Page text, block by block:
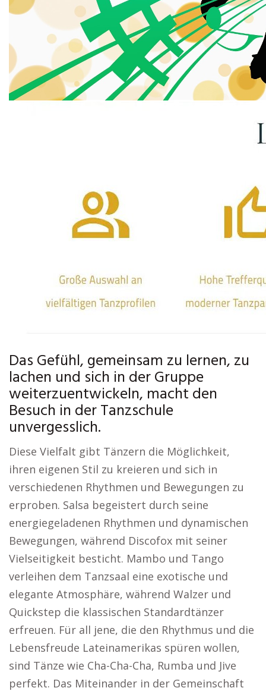
Das Gefühl, gemeinsam zu lernen, zu
lachen und sich in der Gruppe
weiterzuentwickeln, macht den
Besuch in der Tanzschule
unvergesslich.
Diese Vielfalt gibt Tänzern die Möglichkeit,
ihren eigenen Stil zu kreieren und sich in
verschiedenen Rhythmen und Bewegungen zu
erproben. Salsa begeistert durch seine
energiegeladenen Rhythmen und dynamischen
Bewegungen, während Discofox mit seiner
Vielseitigkeit besticht. Mambo und Tango
verleihen dem Tanzsaal eine exotische und
elegante Atmosphäre, während Walzer und
Quickstep die klassischen Standardtänzer
erfreuen. Für all jene, die den Rhythmus und die
Lebensfreude Lateinamerikas spüren wollen,
sind Tänze wie Cha-Cha-Cha, Rumba und Jive
perfekt. Das Miteinander in der Gemeinschaft